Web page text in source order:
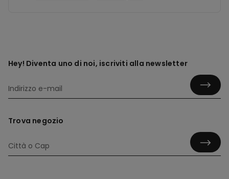
Hey! Diventa uno di noi, iscriviti alla newsletter
Trova negozio